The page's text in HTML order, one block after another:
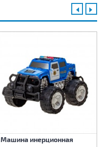
Машина инерционная